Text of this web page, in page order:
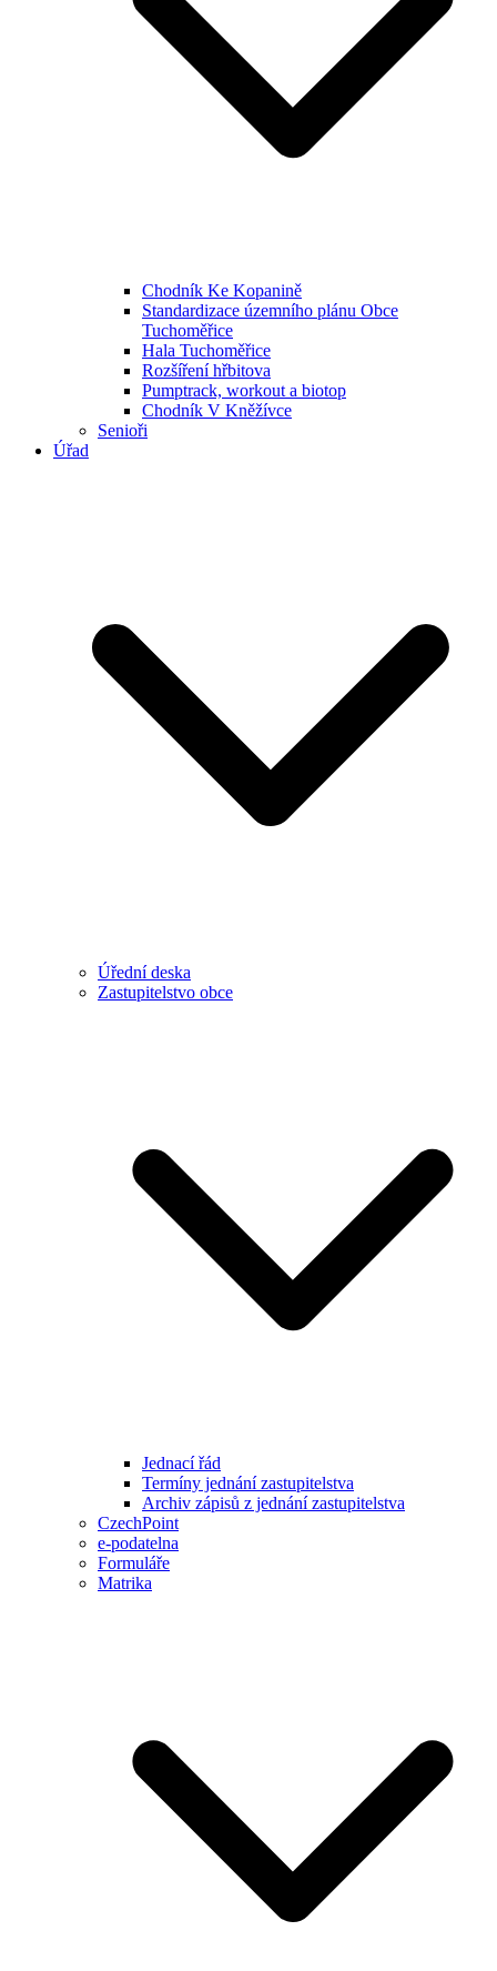
Chodník Ke Kopanině
Standardizace územního plánu Obce
Tuchoměřice
Hala Tuchoměřice
Rozšíření hřbitova
Pumptrack, workout a biotop
Chodník V Kněžívce
Senioři
Úřad
Úřední deska
Zastupitelstvo obce
Jednací řád
Termíny jednání zastupitelstva
Archiv zápisů z jednání zastupitelstva
CzechPoint
e-podatelna
Formuláře
Matrika